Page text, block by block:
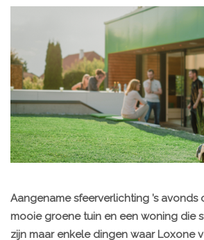
Aangename sfeerverlichting ’s avonds
mooie groene tuin en een woning die
zijn maar enkele dingen waar Loxone